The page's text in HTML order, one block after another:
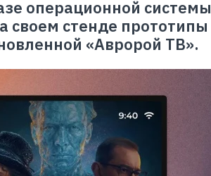
операционной системы
своем стенде прототипы
«Авророй ТВ».